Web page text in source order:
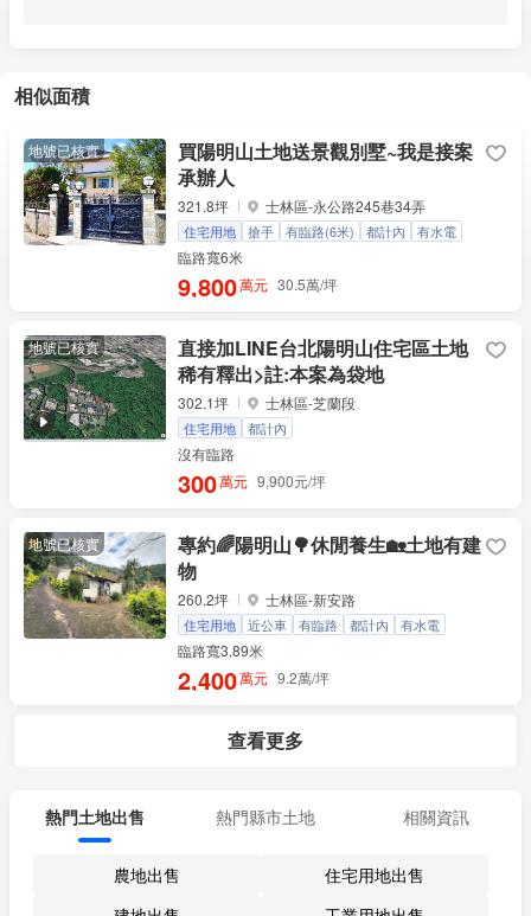
相似面積
地號已核實
買陽明山土地送景觀別墅~我是接案
承辦人
321.8坪 士林區-永公路245巷34弄
住宅用地 搶手 有臨路(6米) 都計內
有水電
送別墅
臨路寬6米
9,800萬元 30.5萬/坪
地號已核實
直接加LINE台北陽明山住宅區土地
稀有釋出>註:本案為袋地
302.1坪 士林區-芝蘭段
住宅用地 都計內
沒有臨路
300萬元 9,900元/坪
地號已核實
專約🌈陽明山🌳休閒養生🏡土地有建
物
260.2坪 士林區-新安路
住宅用地 近公車 有臨路 都計內
有水電
地塊方正
專任約
臨路寬3.89米
2,400萬元 9.2萬/坪
查看更多
熱門土地出售 熱門縣市土地 相關資訊
農地出售
住宅用地出售